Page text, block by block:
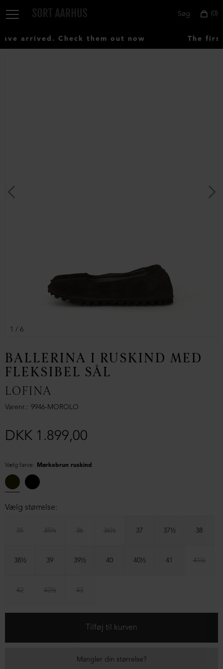
0
Søg
arrived. Check them out now The first
1 / 6
BALLERINA I RUSKIND MED
FLEKSIBEL SÅL
LOFINA
Varenr. 9946-MOROLO
DKK 1.899,00
Vælg farve: Mørkebrun ruskind
Vælg størrelse:
35 35½ 36 36½ 37 37½ 38
38½ 39 39½ 40 40½ 41 41½
42 42½ 43
Mangler din størrelse?